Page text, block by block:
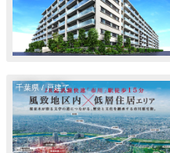
千葉県 / 戸建て